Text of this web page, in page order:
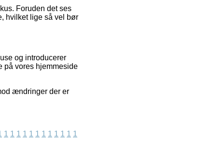
Foruden det ses
hvilket lige så vel bør
og introducerer
på vores hjemmeside
ændringer der er
1 1 1 1 1 1 1 1 1 1 1 1